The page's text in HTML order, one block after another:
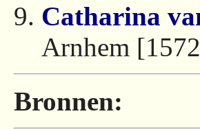
Catharina
Arnhem
Bronnen: